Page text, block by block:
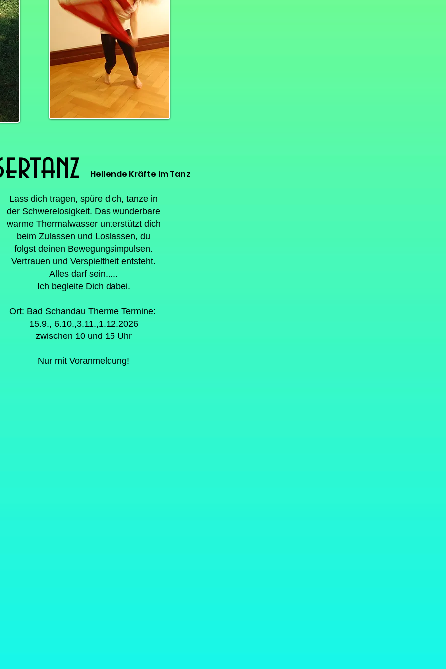
Heilende Kräfte im Tanz
Lass dich tragen, spüre dich, tanze in
der Schwerelosigkeit. Das wunderbare
warme Thermalwasser unterstützt dich
beim Zulassen und Loslassen, du
folgst deinen Bewegungsimpulsen.
Vertrauen und Verspieltheit entsteht.
Alles darf sein.....
Ich begleite Dich dabei.
Ort: Bad Schandau Therme Termine:
15.9., 6.10.,3.11.,1.12.2026
zwischen 10 und 15 Uhr
Nur mit Voranmeldung!